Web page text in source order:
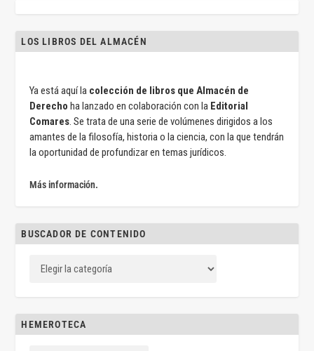
LOS LIBROS DEL ALMACÉN
Ya está aquí la colección de libros que Almacén de
Derecho ha lanzado en colaboración con la Editorial
Comares. Se trata de una serie de volúmenes dirigidos a los
amantes de la filosofía, historia o la ciencia, con la que tendrán
la oportunidad de profundizar en temas jurídicos.
Más información.
BUSCADOR DE CONTENIDO
HEMEROTECA